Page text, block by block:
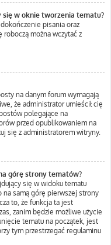
się w oknie tworzenia tematu?
pisania oraz
roboczą można wczytać z
na danym forum wymagają
że administrator umieścił cię
polegające na
przed opublikowaniem na
się z administratorem witryny.
górę strony tematów?
się w widoku tematu
na samą górę pierwszej strony
to, że funkcja ta jest
zanim będzie możliwe użycie
tematu na początek, jest
tym przestrzegać regulaminu